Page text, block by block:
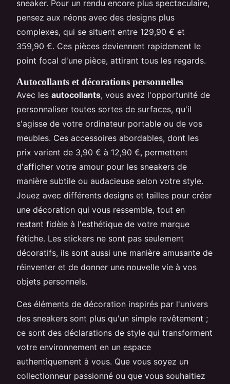
sneaker. Pour un rendu encore plus spectaculaire,
pensez aux néons avec des designs plus
complexes, qui se situent entre 129,90 € et
359,90 €. Ces pièces deviennent rapidement le
point focal d'une pièce, attirant tous les regards.
Autocollants et décorations personnelles
Avec les autocollants, vous avez l'opportunité de
personnaliser toutes sortes de surfaces, qu'il
s'agisse de votre ordinateur portable ou de vos
meubles. Ces accessoires abordables, dont les
prix varient de 3,90 € à 12,90 €, permettent
d'afficher votre amour pour les sneakers de
manière subtile ou audacieuse selon votre style.
Jouez avec différents designs et tailles pour créer
une décoration qui vous ressemble, tout en
restant fidèle à l'esthétique de votre marque
fétiche. Les stickers ne sont pas seulement
décoratifs, ils sont aussi une manière amusante de
réinventer et de donner une nouvelle vie à vos
objets personnels.
Ces éléments de décoration inspirés par l'univers
des sneakers sont plus qu'un simple revêtement ;
ce sont des déclarations de style qui transforment
votre environnement en un espace
authentiquement à vous. Que vous soyez un
collectionneur passionné ou que vous souhaitiez